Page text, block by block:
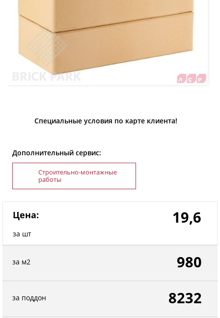
Специальные условия по карте клиента!
Дополнительный сервис:
Строительно-монтажные
работы
Цена:
за шт
19,6
за м2 980
за поддон 8232